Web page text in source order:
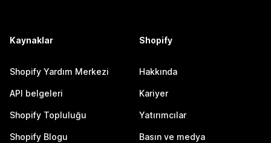
Kaynaklar
Shopify Yardım Merkezi
API belgeleri
Shopify Topluluğu
Shopify Blogu
Shopify
Hakkında
Kariyer
Yatırımcılar
Basın ve medya